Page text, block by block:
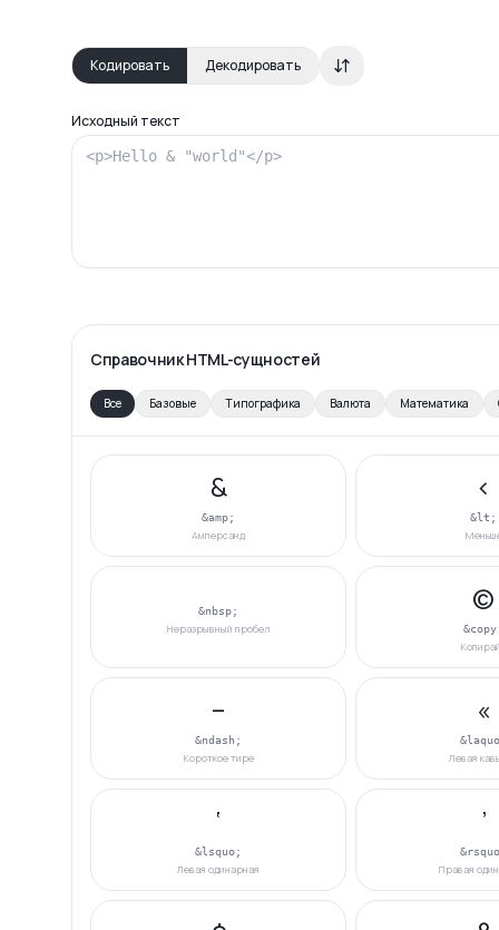
Кодировать Декодировать
Исходный текст
Справочник HTML-сущностей
Все Базовые Типографика Валюта Математика
&
&amp;
Амперсанд
<
&lt;
&nbsp;
Неразрывный пробел
©
–
&ndash;
Короткое тире
«
Левая
‘
&lsquo;
Левая одинарная
’
Правая